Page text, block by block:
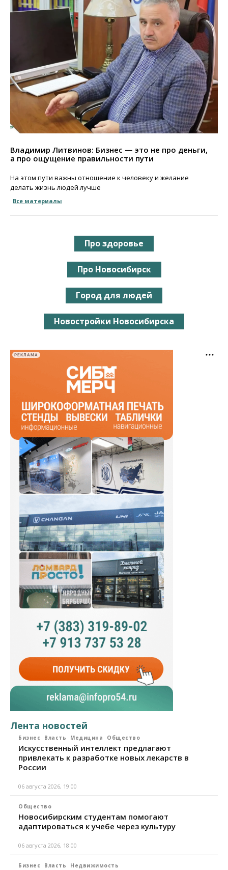
Владимир Литвинов: Бизнес — это не про деньги,
а про ощущение правильности пути
На этом пути важны отношение к человеку и желание
делать жизнь людей лучше
Все материалы
Про здоровье
Про Новосибирск
Город для людей
Новостройки Новосибирска
РЕКЛАМА
Лента новостей
Бизнес Власть Медицина Общество
Искусственный интеллект предлагают
привлекать к разработке новых лекарств в
России
06 августа 2026, 19:00
Общество
Новосибирским студентам помогают
адаптироваться к учебе через культуру
06 августа 2026, 18:00
Бизнес Власть Недвижимость